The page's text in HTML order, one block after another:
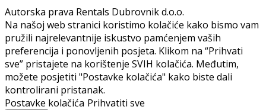
Autorska prava Rentals Dubrovnik d.o.o.
Na našoj web stranici koristimo kolačiće kako bismo vam
pružili najrelevantnije iskustvo pamćenjem vaših
preferencija i ponovljenih posjeta. Klikom na “Prihvati
sve” pristajete na korištenje SVIH kolačića. Međutim,
možete posjetiti "Postavke kolačića" kako biste dali
kontrolirani pristanak.
Postavke kolačića Prihvatiti sve